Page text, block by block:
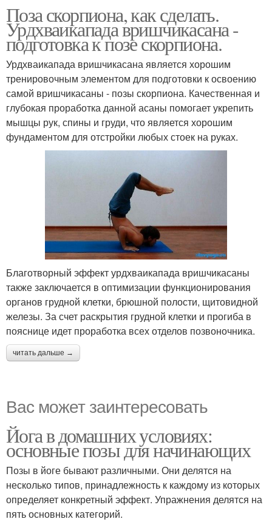
Поза скорпиона, как сделать.
Урдхваикапада вришчикасана -
подготовка к позе скорпиона.
Урдхваикапада вришчикасана является хорошим
тренировочным элементом для подготовки к освоению
самой вришчикасаны - позы скорпиона. Качественная и
глубокая проработка данной асаны помогает укрепить
мышцы рук, спины и груди, что является хорошим
фундаментом для отстройки любых стоек на руках.
Благотворный эффект урдхваикапада вришчикасаны
также заключается в оптимизации функционирования
органов грудной клетки, брюшной полости, щитовидной
железы. За счет раскрытия грудной клетки и прогиба в
пояснице идет проработка всех отделов позвоночника.
читать дальше →
Вас может заинтересовать
Йога в домашних условиях:
основные позы для начинающих
Позы в йоге бывают различными. Они делятся на
несколько типов, принадлежность к каждому из которых
определяет конкретный эффект. Упражнения делятся на
пять основных категорий.